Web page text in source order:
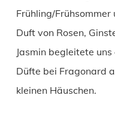
Frühling/
Duft von Rosen,
Jasmin begleitete
Düfte bei Fragonard
kleinen Häuschen.